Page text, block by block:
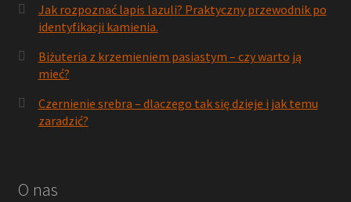
Jak rozpoznać lapis lazuli? Praktyczny przewodnik po
identyfikacji kamienia.
Biżuteria z krzemieniem pasiastym – czy warto ją
mieć?
Czernienie srebra – dlaczego tak się dzieje i jak temu
zaradzić?
O nas